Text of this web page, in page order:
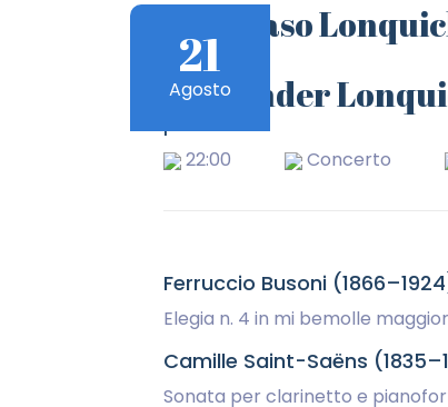
21
Agosto
Tommaso
clarinetto
Alexander
pianoforte
22:00
Concerto
Ferruccio Busoni
Elegia n. 4 in mi bemolle
Camille Saint-Saëns
Sonata per clarinetto e